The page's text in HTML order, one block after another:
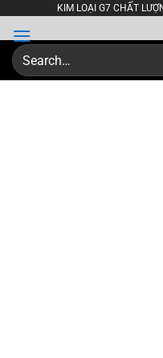
content
KIM LOẠI G7 CHẤT
Search
for: